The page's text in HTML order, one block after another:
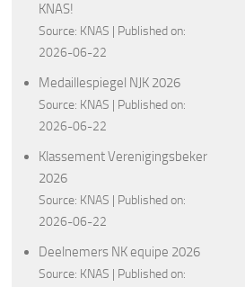
KNAS!
Source: KNAS
Published on:
2026-06-22
Medaillespiegel NJK 2026
Source: KNAS
Published on:
2026-06-22
Klassement Verenigingsbeker
2026
Source: KNAS
Published on:
2026-06-22
Deelnemers NK equipe 2026
Source: KNAS
Published on: